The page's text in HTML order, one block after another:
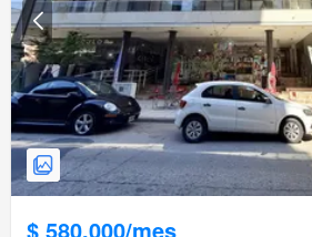
$ 580.000/mes